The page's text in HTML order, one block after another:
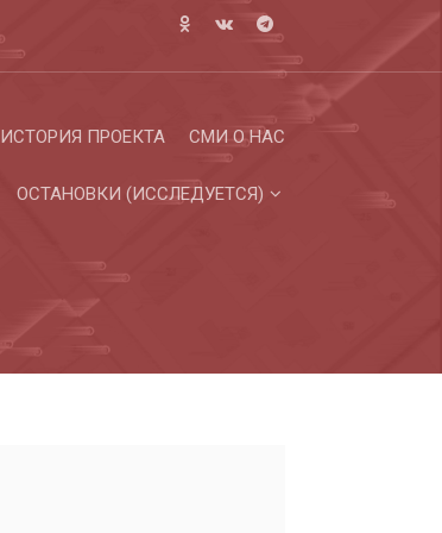
ИСТОРИЯ ПРОЕКТА СМИ О НАС
ОСТАНОВКИ (ИССЛЕДУЕТСЯ)